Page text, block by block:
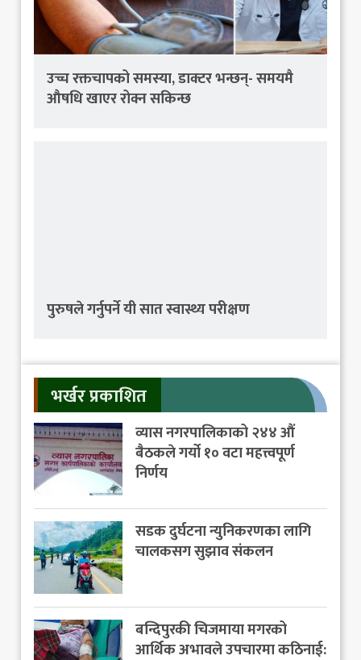
उच्च रक्तचापको समस्या, डाक्टर भन्छन्- समयमै
औषधि खाएर रोक्न सकिन्छ
पुरुषले गर्नुपर्ने यी सात स्वास्थ्य परीक्षण
भर्खर प्रकाशित
व्यास नगरपालिकाको २४४ औं
बैठकले गर्यो १० वटा महत्त्वपूर्ण
निर्णय
सडक दुर्घटना न्युनिकरणका लागि
चालकसग सुझाव संकलन
बन्दिपुरकी चिजमाया मगरको
आर्थिक अभावले उपचारमा कठिनाई: